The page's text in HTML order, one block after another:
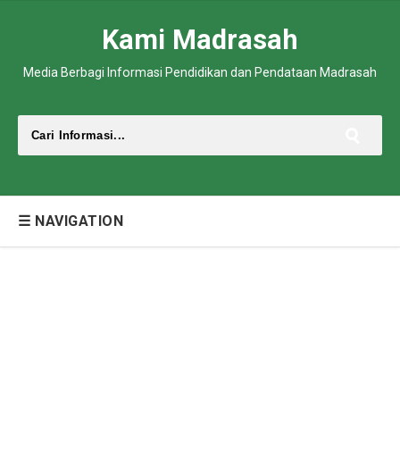
Kami Madrasah
Media Berbagi Informasi Pendidikan dan Pendataan Madrasah
☰ NAVIGATION